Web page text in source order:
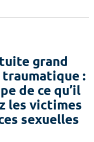
grand
:
de ce qu’il
les victimes
sexuelles